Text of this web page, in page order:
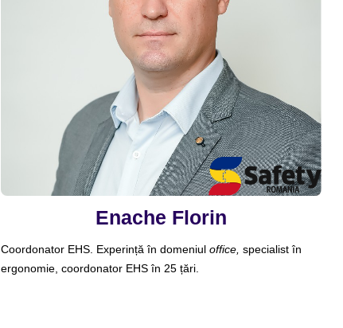
Enache Florin
Coordonator EHS. Experință în domeniul office, specialist în
ergonomie, coordonator EHS în 25 țări.